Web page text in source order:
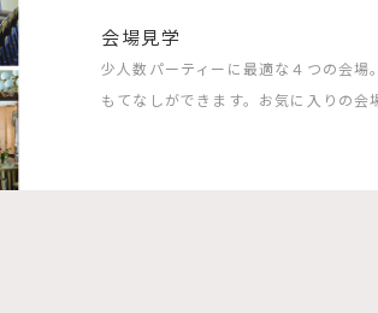
会場見学
少人数パーティーに最適な４つの会
もてなしができます。お気に入りの会